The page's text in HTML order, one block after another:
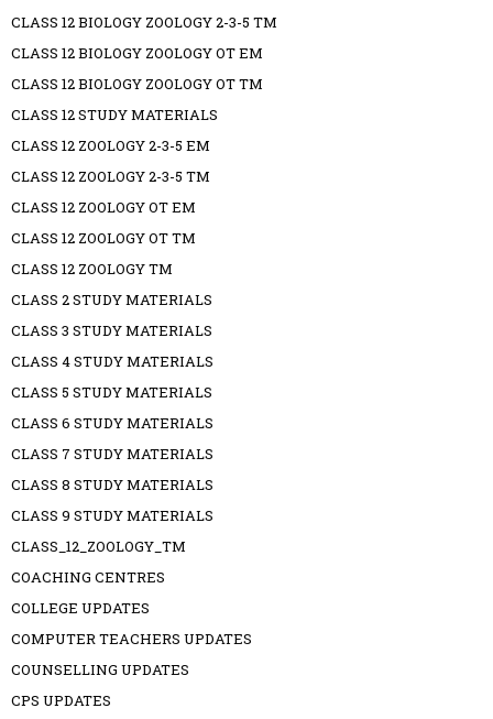
CLASS 12 BIOLOGY ZOOLOGY 2-3-5 TM
CLASS 12 BIOLOGY ZOOLOGY OT EM
CLASS 12 BIOLOGY ZOOLOGY OT TM
CLASS 12 STUDY MATERIALS
CLASS 12 ZOOLOGY 2-3-5 EM
CLASS 12 ZOOLOGY 2-3-5 TM
CLASS 12 ZOOLOGY OT EM
CLASS 12 ZOOLOGY OT TM
CLASS 12 ZOOLOGY TM
CLASS 2 STUDY MATERIALS
CLASS 3 STUDY MATERIALS
CLASS 4 STUDY MATERIALS
CLASS 5 STUDY MATERIALS
CLASS 6 STUDY MATERIALS
CLASS 7 STUDY MATERIALS
CLASS 8 STUDY MATERIALS
CLASS 9 STUDY MATERIALS
CLASS_12_ZOOLOGY_TM
COACHING CENTRES
COLLEGE UPDATES
COMPUTER TEACHERS UPDATES
COUNSELLING UPDATES
CPS UPDATES